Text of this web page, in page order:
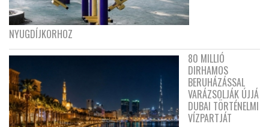
NYUGDÍJKORHOZ
80 MILLIÓ
DIRHAMOS
BERUHÁZÁSSAL
VARÁZSOLJÁK ÚJJÁ
DUBAI TÖRTÉNELMI
VÍZPARTJÁT